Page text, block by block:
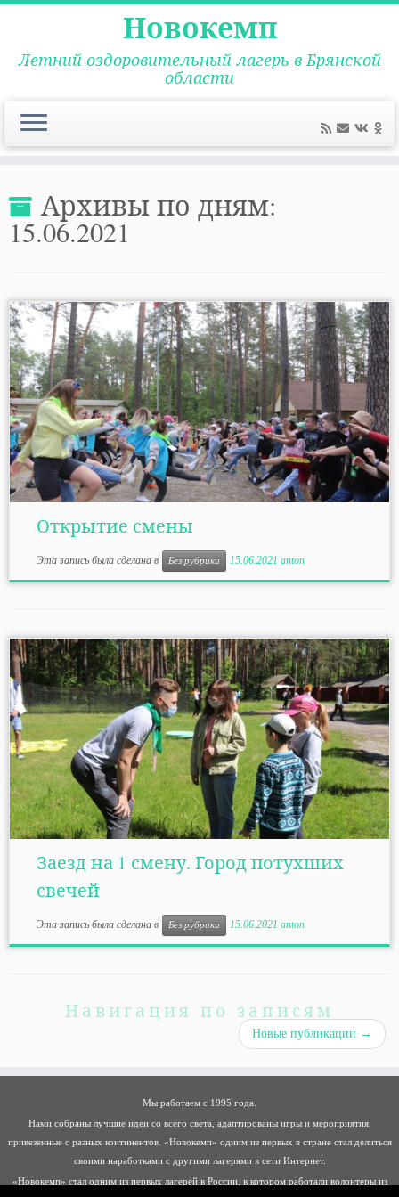
содержимому
Новокемп
Летний оздоровительный лагерь в Брянской
области
Архивы по дням:
15.06.2021
Открытие смены
Эта запись была сделана в Без рубрики 15.06.2021 anton
Заезд на 1 смену. Город потухших
свечей
Эта запись была сделана в Без рубрики 15.06.2021 anton
Навигация по записям
Новые публикации →
Мы работаем с 1995 года.
Нами собраны лучшие идеи со всего света, адаптированы игры и мероприятия,
привезенные с разных континентов. «Новокемп» одним из первых в стране стал делиться
своими наработками с другими лагерями в сети Интернет.
«Новокемп» стал одним из первых лагерей в России, в котором работали волонтеры из